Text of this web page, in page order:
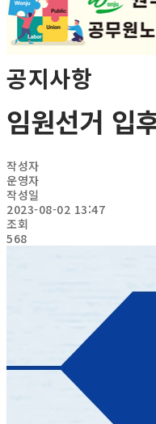
공지사항
임원선거 입
작성자
운영자
작성일
2023-08-02 13:47
조회
568